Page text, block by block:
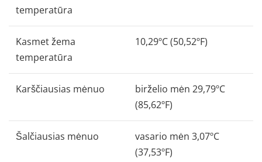
temperatūra
Kasmet žema
temperatūra
10,29ºC (50,52ºF)
Karščiausias mėnuo
birželio mėn 29,79ºC
(85,62ºF)
Šalčiausias mėnuo
vasario mėn 3,07ºC
(37,53ºF)